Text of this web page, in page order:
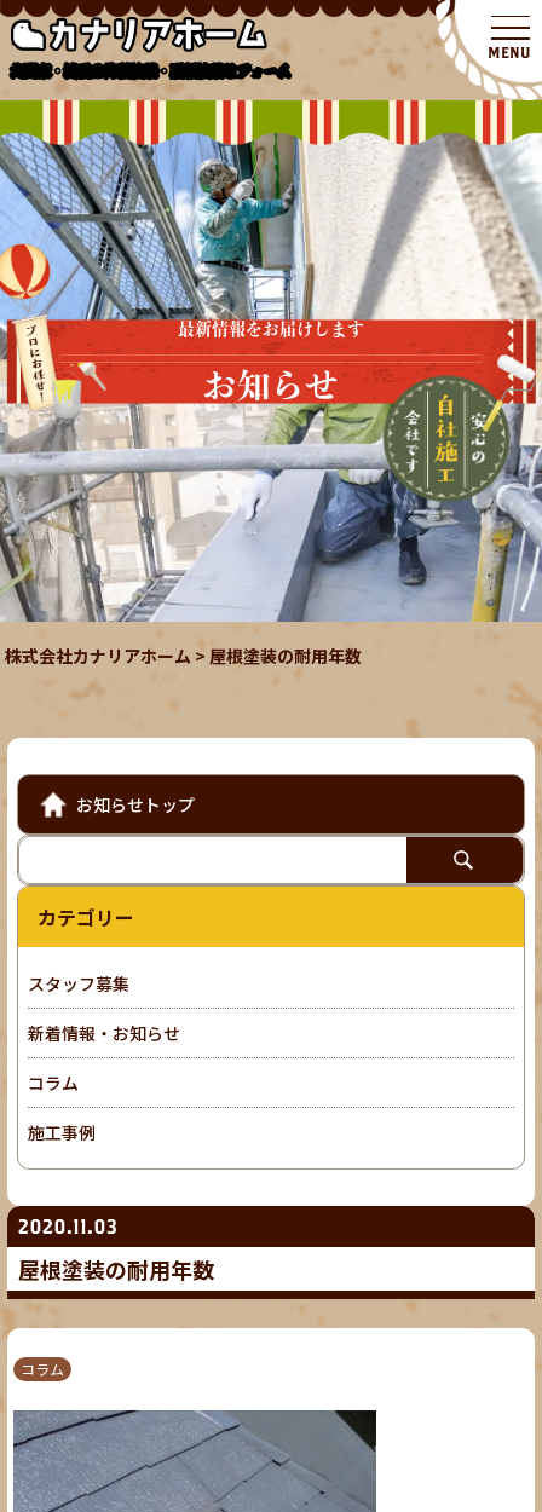
北関東・埼玉の外壁塗装・屋根塗装リフォーム
最新情報をお届けします
お知らせ
株式会社カナリアホーム >屋根塗装の耐用年数
2020.11.03
屋根塗装の耐用年数
コラム
お知らせトップ
カテゴリー
スタッフ募集
新着情報・お知らせ
コラム
施工事例